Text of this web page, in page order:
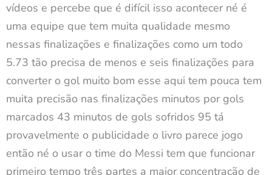
vídeos e percebe que é difícil isso acontecer né é
uma equipe que tem muita qualidade mesmo
nessas finalizações e finalizações como um todo
5.73 tão precisa de menos e seis finalizações para
converter o gol muito bom esse aqui tem pouca tem
muita precisão nas finalizações minutos por gols
marcados 43 minutos de gols sofridos 95 tá
provavelmente o publicidade o livro parece jogo
então né o usar o time do Messi tem que funcionar
primeiro tempo três partes a maior concentração de